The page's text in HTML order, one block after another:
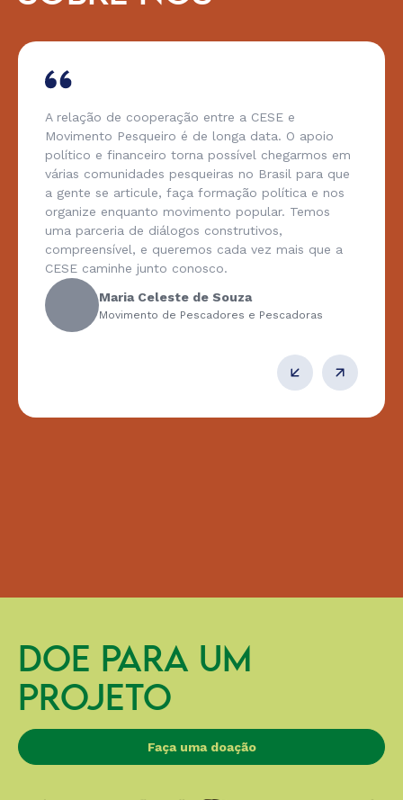
A relação de cooperação entre a CESE e
Movimento Pesqueiro é de longa data. O apoio
político e financeiro torna possível chegarmos em
várias comunidades pesqueiras no Brasil para que
a gente se articule, faça formação política e nos
organize enquanto movimento popular. Temos
uma parceria de diálogos construtivos,
compreensível, e queremos cada vez mais que a
CESE caminhe junto conosco.
Maria Celeste de Souza
Movimento de Pescadores e Pescadoras
DOE PARA UM
PROJETO
Faça uma doação